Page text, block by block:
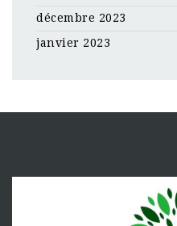
décembre 2023
janvier 2023